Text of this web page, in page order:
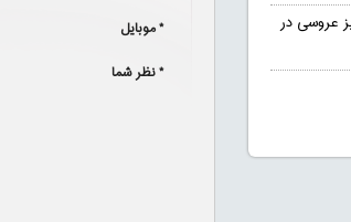
* موبایل
* نظر شما
عروسی در